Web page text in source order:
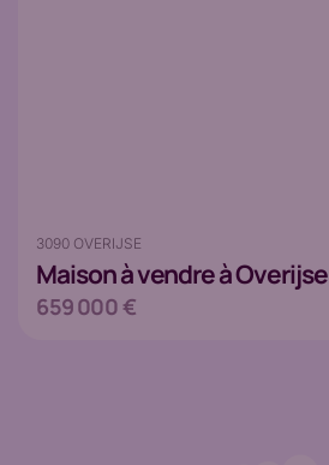
3090 OVERIJSE
Maisonà vendre à Overijse
659 000 €